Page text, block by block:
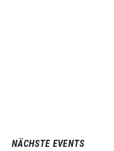
NÄCHSTE EVENTS